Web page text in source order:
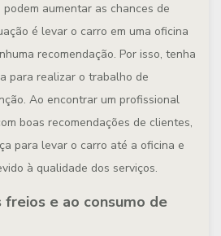
aumentar as chances de
é levar o carro em uma oficina
recomendação. Por isso, tenha
para realizar o trabalho de
Ao encontrar um profissional
boas recomendações de clientes,
para levar o carro até a oficina e
à qualidade dos serviços.
e ao consumo de